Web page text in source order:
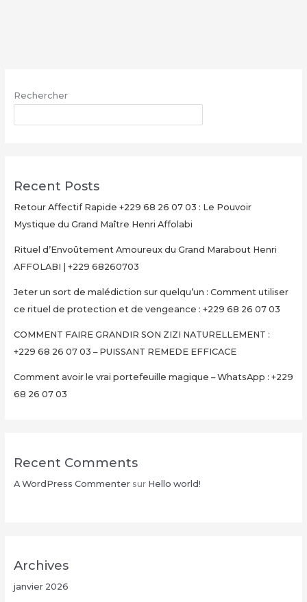
:
68
Rechercher
Recent Posts
Retour Affectif Rapide +229 68 26 07 03 : Le Pouvoir
Mystique du Grand Maître Henri Affolabi
Rituel d’Envoûtement Amoureux du Grand Marabout Henri
AFFOLABI | +229 68260703
Jeter un sort de malédiction sur quelqu’un : Comment utiliser
ce rituel de protection et de vengeance : +229 68 26 07 03
COMMENT FAIRE GRANDIR SON ZIZI NATURELLEMENT :
+229 68 26 07 03 – PUISSANT REMEDE EFFICACE
Comment avoir le vrai portefeuille magique – WhatsApp : +229
68 26 07 03
Recent Comments
A WordPress Commentersur Hello world!
Archives
janvier 2026